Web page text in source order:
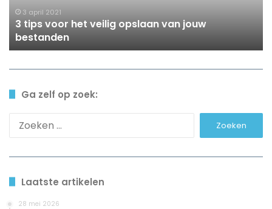
jouw
bestanden
3 april 2021
3 tips voor het veilig opslaan van jouw
bestanden
Ga zelf op zoek:
Laatste artikelen
28 mei 2026